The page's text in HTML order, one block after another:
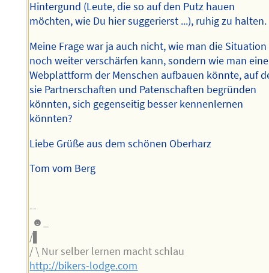
Hintergund (Leute, die so auf den Putz hauen
möchten, wie Du hier suggerierst ...), ruhig zu halten.
Meine Frage war ja auch nicht, wie man die Situation
noch weiter verschärfen kann, sondern wie man eine
Webplattform der Menschen aufbauen könnte, auf
sie Partnerschaften und Patenschaften begründen
könnten, sich gegenseitig besser kennenlernen
könnten?
Liebe Grüße aus dem schönen Oberharz
Tom vom Berg
--
☻_
/▌
/ \ Nur selber lernen macht schlau
http://bikers-lodge.com